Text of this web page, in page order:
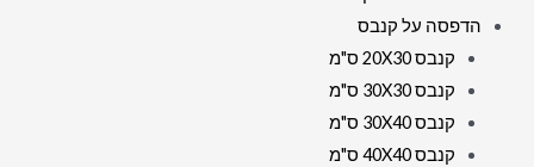
הדפסה על קנבס
קנבס 20X30 ס"מ
קנבס 30X30 ס"מ
קנבס 30X40 ס"מ
קנבס 40X40 ס"מ